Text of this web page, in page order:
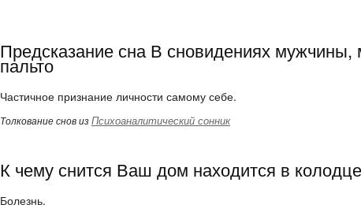
Предсказание сна В сновидениях мужчины,
пальто
Частичное признание личности самому себе.
Толкование снов изПсихоаналитический сонник
К чему снится Ваш дом находится в колодце
Болезнь.